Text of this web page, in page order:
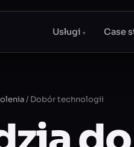
Usługi▾ Case
/ Dobór technologii